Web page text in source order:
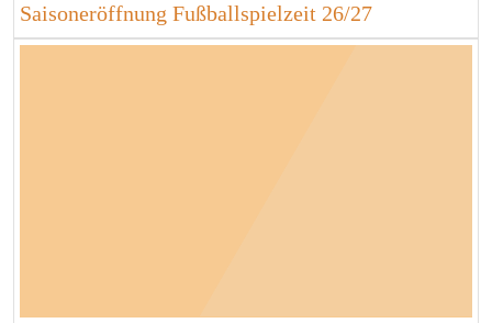
Saisoneröffnung Fußballspielzeit 26/27